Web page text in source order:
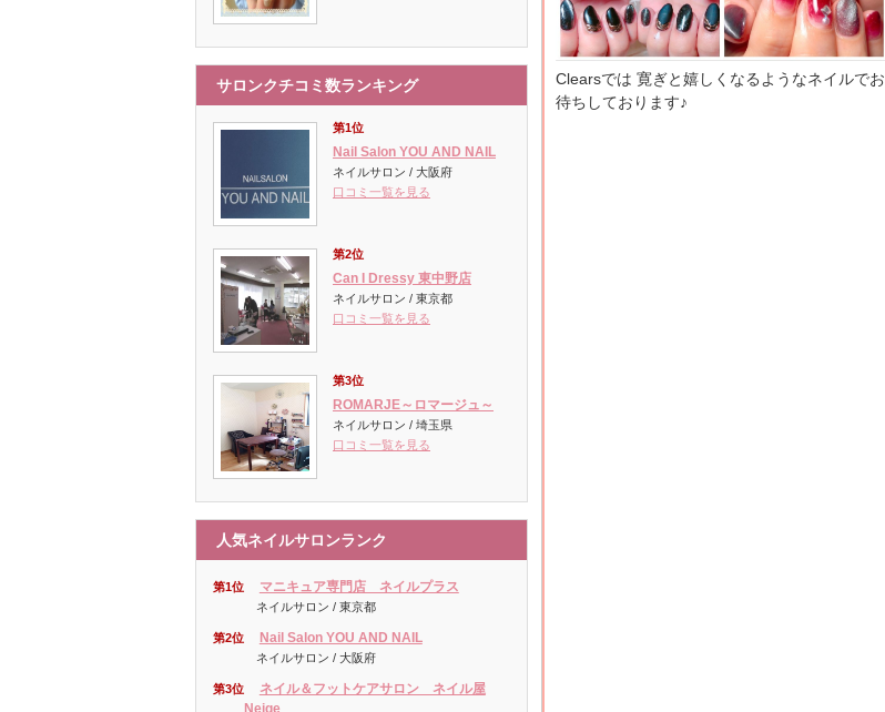
Clearsでは 寛ぎと嬉しくなるようなネイルでお
待ちしております♪
サロンクチコミ数ランキング
第1位
Nail Salon YOU AND NAIL
ネイルサロン / 大阪府
口コミ一覧を見る
第2位
Can I Dressy 東中野店
ネイルサロン / 東京都
口コミ一覧を見る
第3位
ROMARJE～ロマージュ～
ネイルサロン / 埼玉県
口コミ一覧を見る
人気ネイルサロンランク
第1位 マニキュア専門店 ネイルプラス
ネイルサロン / 東京都
第2位 Nail Salon YOU AND NAIL
ネイルサロン / 大阪府
第3位
ネイル＆フットケアサロン ネイル屋
Neige